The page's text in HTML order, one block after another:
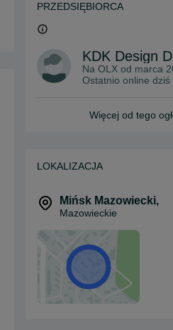
PRZEDSIĘBIORCA
KDK Design
Na OLX od marca
Ostatnio online dziś
Więcej od tego
LOKALIZACJA
Mińsk Mazowiecki,
Mazowieckie